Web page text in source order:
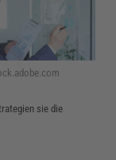
sie die